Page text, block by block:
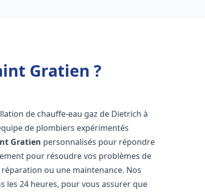
Gratien ?
de chauffe-eau gaz de Dietrich à
de plombiers expérimentés
Gratien personnalisés pour répondre
pour résoudre vos problèmes de
ou une maintenance. Nos
les 24 heures, pour vous assurer que